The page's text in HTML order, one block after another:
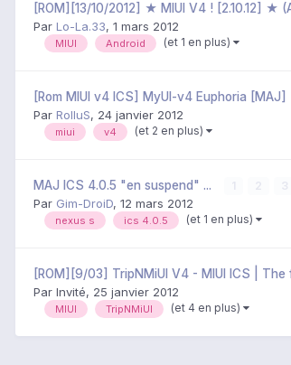
[ROM][13/10/2012] ★ MIUI V4 ! [2.10.12] ★
Par Lo-La.33, 1 mars 2012
MIUI Android (et 1 en plus)
[Rom MIUI v4 ICS] MyUI-v4 Euphoria [MAJ]
Par RolluS, 24 janvier 2012
miui v4 (et 2 en plus)
MAJ ICS 4.0.5 "en suspend" ...
Par Gim-DroiD, 12 mars 2012
nexus s ics 4.0.5 (et 1 en plus)
[ROM][9/03] TripNMiUI V4 - MIUI ICS |
Par Invité, 25 janvier 2012
MIUI TripNMiUI (et 4 en plus)